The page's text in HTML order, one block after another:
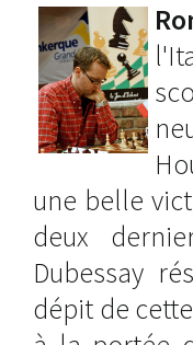
une belle
deux
Dubessay
dépit de